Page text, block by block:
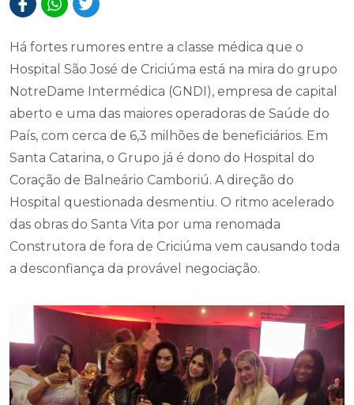
Há fortes rumores entre a classe médica que o
Hospital São José de Criciúma está na mira do grupo
NotreDame Intermédica (GNDI), empresa de capital
aberto e uma das maiores operadoras de Saúde do
País, com cerca de 6,3 milhões de beneficiários. Em
Santa Catarina, o Grupo já é dono do Hospital do
Coração de Balneário Camboriú. A direção do
Hospital questionada desmentiu. O ritmo acelerado
das obras do Santa Vita por uma renomada
Construtora de fora de Criciúma vem causando toda
a desconfiança da provável negociação.